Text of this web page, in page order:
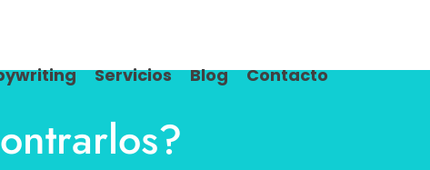
Servicios Blog Contacto